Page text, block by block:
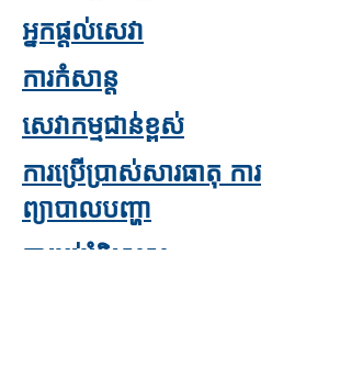
អ្នកផ្តល់សេវា
ការកំសាន្ត
សេវាកម្មជាន់ខ្ពស់
ការប្រើប្រាស់សារធាតុ ការ
ព្យាបាលបញ្ហា
ការអប់រំពិសេស